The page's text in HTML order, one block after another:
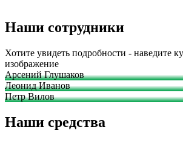
Наши сотрудники
Хотите увидеть подробности - наведите
изображение
Арсений Глушаков
Леонид Иванов
Петр Вилов
Наши средства